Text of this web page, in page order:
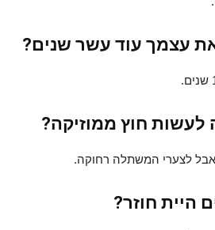
עצמך עוד עשר שנים?
חוץ ממוזיקה?
אבל לצערי המשתלה רחוקה.
היית חוזר?